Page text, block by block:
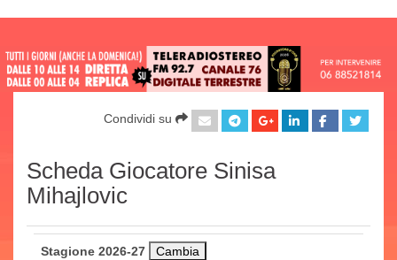
Condividi su
Scheda Giocatore Sinisa
Mihajlovic
Stagione 2026-27